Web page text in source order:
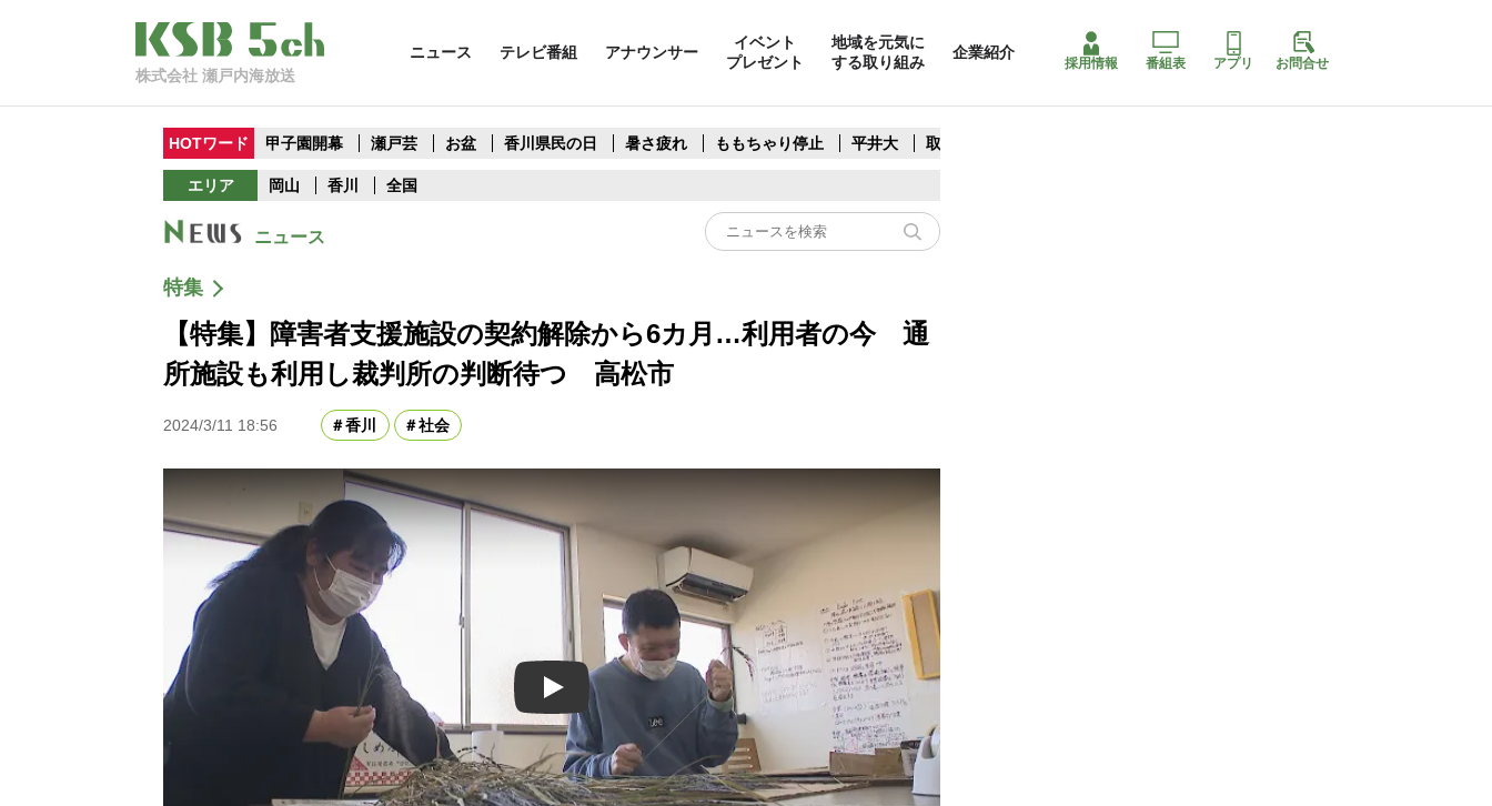
株式会社 瀬戸内海放送
ニュース テレビ番組 アナウンサー
イベント
プレゼント
地域を元気に
する取り組み
企業紹介
採用情報 番組表 アプリ お問合せ
HOTワード 甲子園開幕 瀬戸芸 お盆 香川県民の日 暑さ疲れ ももちゃり停止 平井大 取水制限
エリア 岡山 香川 全国
ニュース
特集
【特集】障害者支援施設の契約解除から6カ月…利用者の今 通
所施設も利用し裁判所の判断待つ 高松市
2024/3/11 18:56 香川 社会
Play